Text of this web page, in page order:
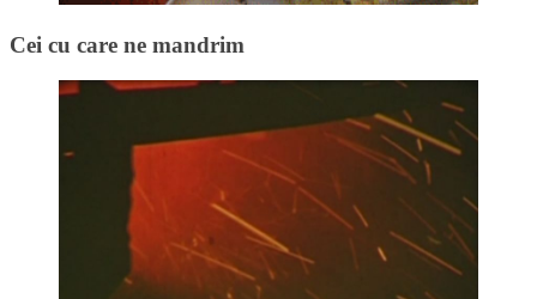
Cei cu care ne mandrim